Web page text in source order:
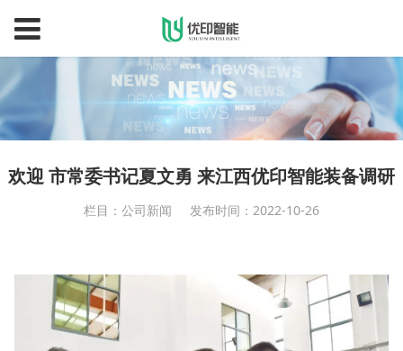
欢迎 市常委书记夏文勇 来江西优印智能装备调研
栏目：公司新闻 发布时间：2022-10-26